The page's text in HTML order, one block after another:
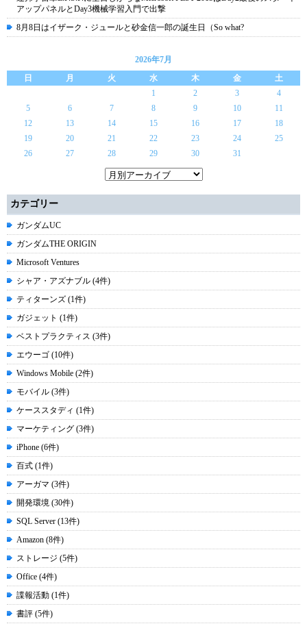
アップパネルとDay3機械学習入門で出撃
8月8日はイザーク・ジュールと砂金信一郎の誕生日（So what?
2026年7月
日
月 火 水 木 金
土
1
2 3
4
5
6 7 8 9 10
11
12
13 14 15 16 17
18
19
20 21 22 23 24
25
26
27 28 29 30 31
カテゴリー
ガンダムUC
ガンダムTHE ORIGIN
Microsoft Ventures
シャア・アズナブル (4件)
ティターンズ (1件)
ガジェット (1件)
ベストプラクティス (3件)
エウーゴ (10件)
Windows Mobile (2件)
モバイル (3件)
ケーススタディ (1件)
マーケティング (3件)
iPhone (6件)
百式 (1件)
アーガマ (3件)
開発環境 (30件)
SQL Server (13件)
Amazon (8件)
ストレージ (5件)
Office (4件)
諜報活動 (1件)
書評 (5件)